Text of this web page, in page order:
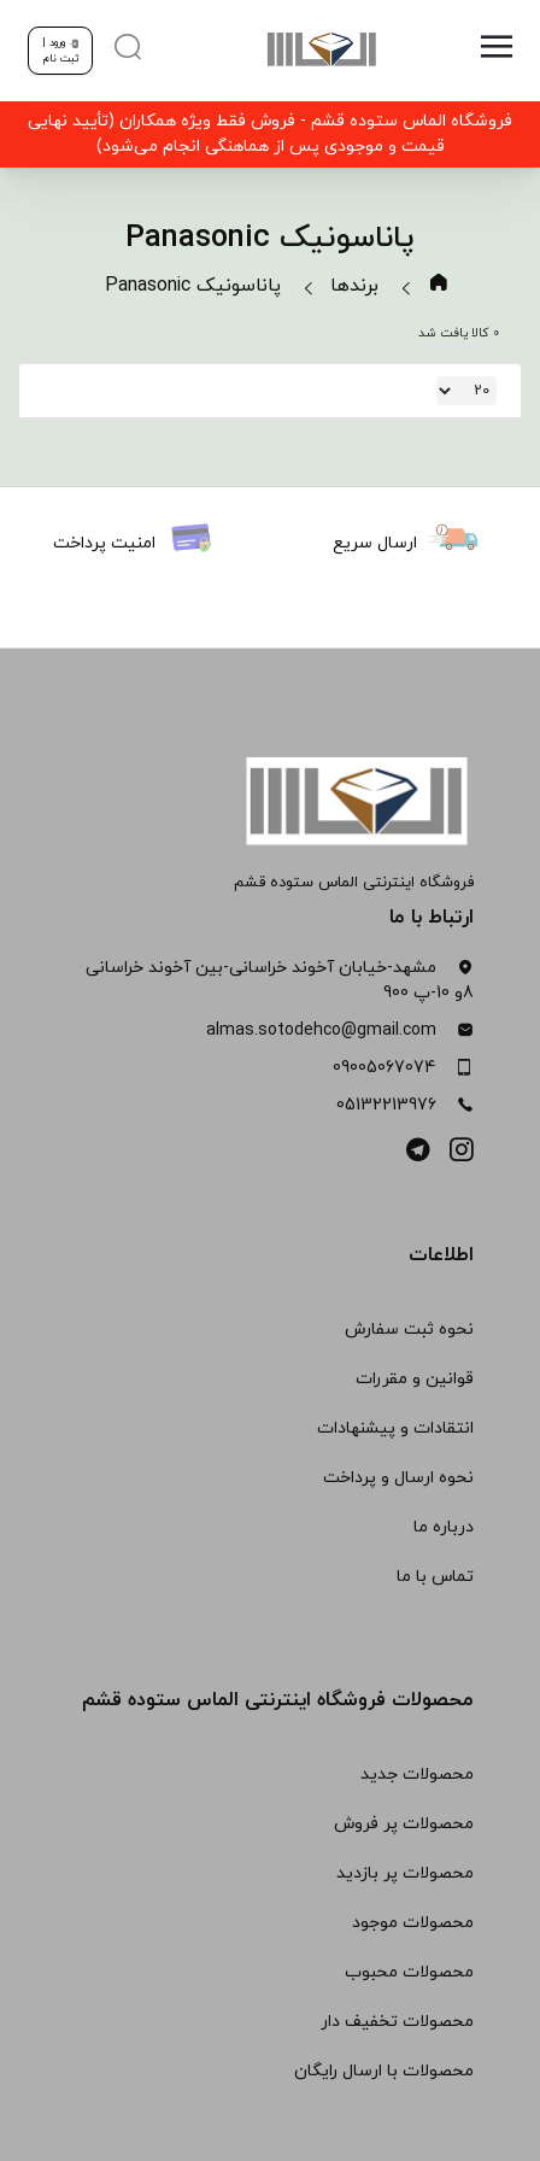
ورود |
ثبت نام
فروشگاه الماس ستوده قشم - فروش فقط ویژه همکاران (تأیید نهایی
قیمت و موجودی پس از هماهنگی انجام می‌شود)
پاناسونیک Panasonic
برندها پاناسونیک Panasonic
0 کالا یافت شد
ارسال سریع امنیت پرداخت
فروشگاه اینترنتی الماس ستوده قشم
ارتباط با ما
مشهد-خیابان آخوند خراسانی-بین آخوند خراسانی
8و 10-پ 900
almas.sotodehco@gmail.com
09005067074
05132213976
اطلاعات
نحوه ثبت سفارش
قوانین و مقررات
انتقادات و پیشنهادات
نحوه ارسال و پرداخت
درباره ما
تماس با ما
محصولات فروشگاه اینترنتی الماس ستوده قشم
محصولات جدید
محصولات پر فروش
محصولات پر بازدید
محصولات موجود
محصولات محبوب
محصولات تخفیف دار
محصولات با ارسال رایگان